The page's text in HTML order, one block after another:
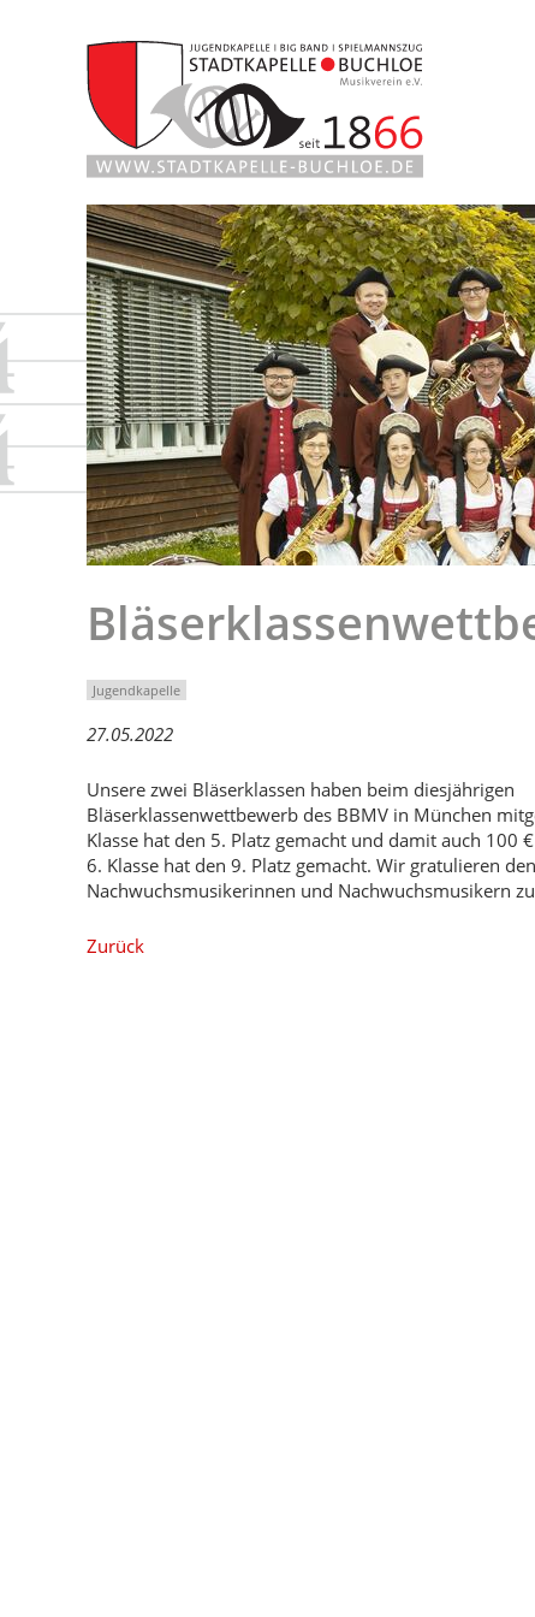
Jugendkapelle
27.05.2022
Unsere zwei Bläserklassen haben beim diesjährigen
Bläserklassenwettbewerb des BBMV in München
Klasse hat den 5. Platz gemacht und damit auch 100
6. Klasse hat den 9. Platz gemacht. Wir gratulieren den
Nachwuchsmusikerinnen und Nachwuchsmusikern
Zurück